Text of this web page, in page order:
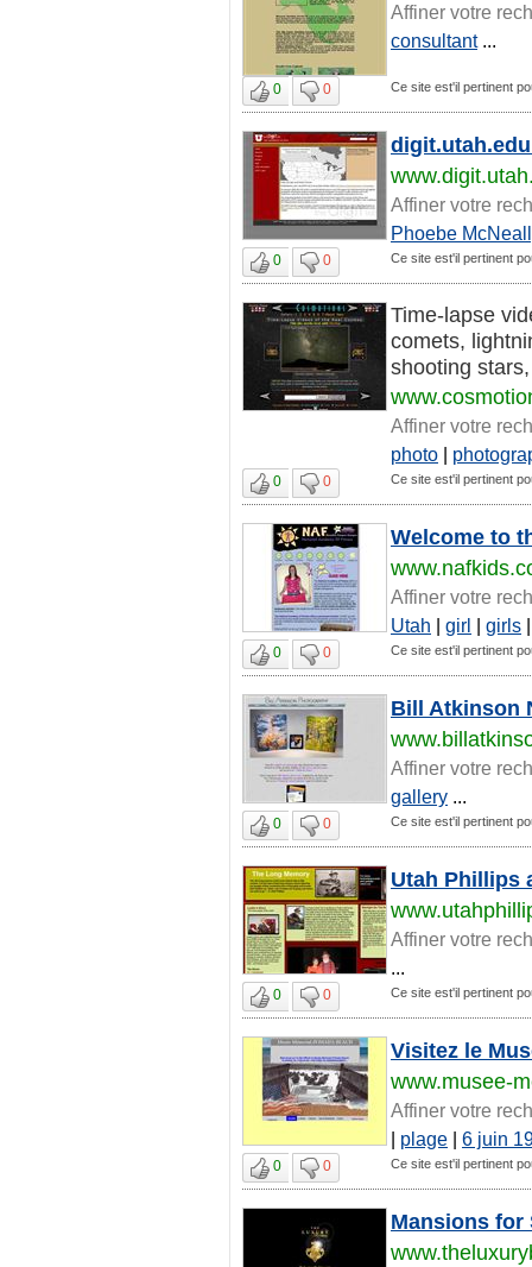
Affiner votre
consultant...
0 0 Ce site est'il pertinent
Affiner votre
Phoebe
0 0 Ce site est'il pertinent
Time-lapse
comets,
shooting
Affiner votre
photo |
0 0 Ce site est'il pertinent
Welcome to
Affiner votre
Utah | girl | girls
0 0 Ce site est'il pertinent
Bill Atkinson
Affiner votre
gallery ...
0 0 Ce site est'il pertinent
Utah Phillips
Affiner votre
...
0 0 Ce site est'il pertinent
Visitez le
www.musee-
Affiner votre
| plage | 6 juin
0 0 Ce site est'il pertinent
Mansions for